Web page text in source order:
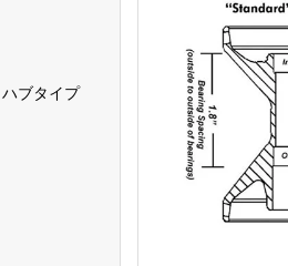
ハブタイプ